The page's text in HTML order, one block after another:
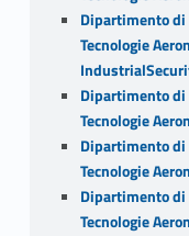
Dipartimento
Tecnologie
Dipartimento
Tecnologie
Dipartimento
Tecnologie
Dipartimento
Tecnologie